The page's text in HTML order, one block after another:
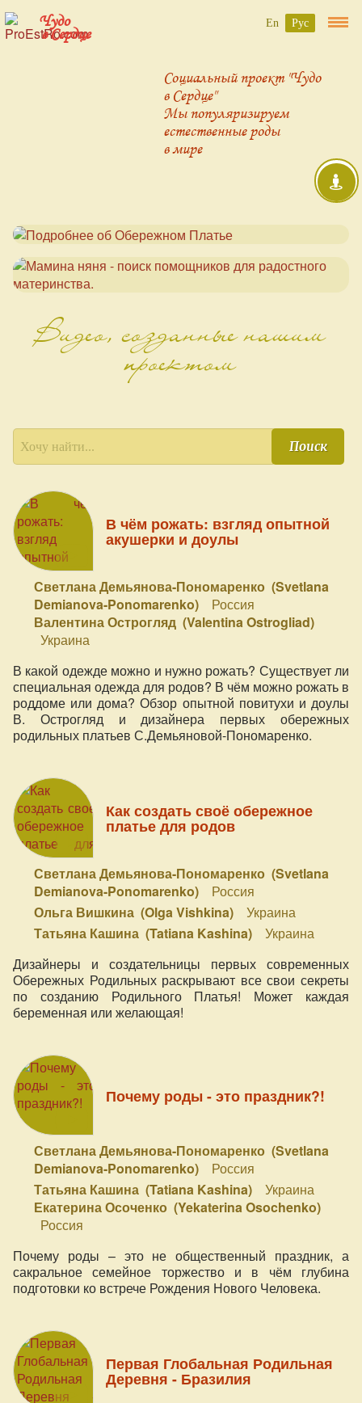
Чудо
в Сердце
Социальный проект "Чудо
в Сердце"
Мы популяризируем
естественные роды
в мире
Видео, созданные нашим
проектом
Поиск
В чём рожать: взгляд опытной
акушерки и доулы
Светлана Демьянова-Пономаренко (Svetlana
Demianova-Ponomarenko)
Россия
Валентина Острогляд (Valentina Ostrogliad)
Украина
В какой одежде можно и нужно рожать? Существует ли
специальная одежда для родов? В чём можно рожать в
роддоме или дома? Обзор опытной повитухи и доулы
В. Острогляд и дизайнера первых обережных
родильных платьев С.Демьяновой-Пономаренко.
Как создать своё обережное
платье для родов
Светлана Демьянова-Пономаренко (Svetlana
Demianova-Ponomarenko)
Россия
Ольга Вишкина (Olga Vishkina)
Украина
Татьяна Кашина (Tatiana Kashina)
Украина
Дизайнеры и создательницы первых современных
Обережных Родильных раскрывают все свои секреты
по созданию Родильного Платья! Может каждая
беременная или желающая!
Почему роды - это праздник?!
Светлана Демьянова-Пономаренко (Svetlana
Demianova-Ponomarenko)
Россия
Татьяна Кашина (Tatiana Kashina)
Украина
Екатерина Осоченко (Yekaterina Osochenko)
Россия
Почему роды – это не общественный праздник, а
сакральное семейное торжество и в чём глубина
подготовки ко встрече Рождения Нового Человека.
Первая Глобальная Родильная
Деревня - Бразилия
En Рус